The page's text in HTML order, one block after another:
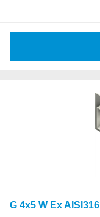
G 4x5 W Ex AISI316